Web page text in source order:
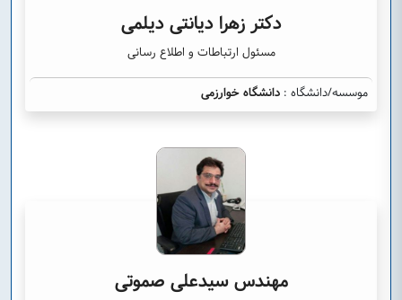
دکتر زهرا دیانتی دیلمی
مسئول ارتباطات و اطلاع رسانی
موسسه/دانشگاه : دانشگاه خوارزمی
مهندس سیدعلی صموتی